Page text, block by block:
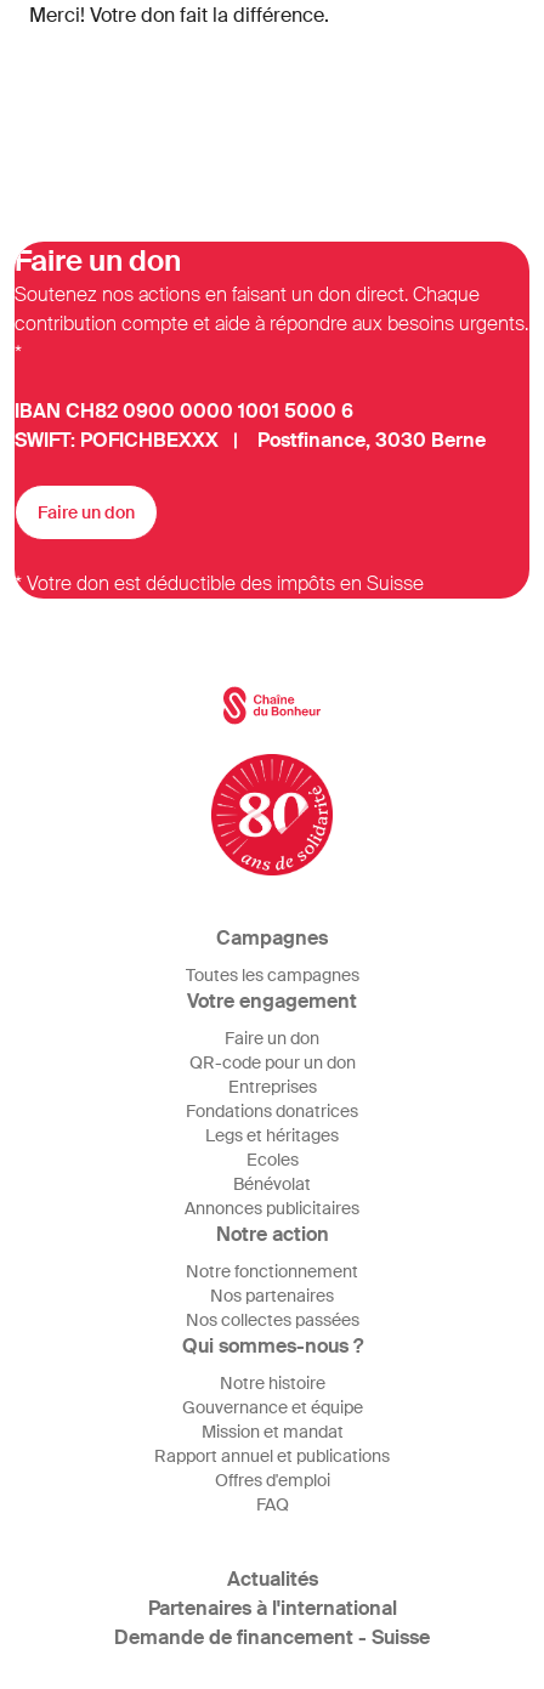
Merci! Votre don fait la différence.
Faire un don
Soutenez nos actions en faisant un don direct. Chaque
contribution compte et aide à répondre aux besoins urgents.
*
IBAN CH82 0900 0000 1001 5000 6
SWIFT: POFICHBEXXX | Postfinance, 3030 Berne
Faire un don
* Votre don est déductible des impôts en Suisse
Campagnes
Toutes les campagnes
Votre engagement
Faire un don
QR-code pour un don
Entreprises
Fondations donatrices
Legs et héritages
Ecoles
Bénévolat
Annonces publicitaires
Notre action
Notre fonctionnement
Nos partenaires
Nos collectes passées
Qui sommes-nous ?
Notre histoire
Gouvernance et équipe
Mission et mandat
Rapport annuel et publications
Offres d'emploi
FAQ
Actualités
Partenaires à l'international
Demande de financement - Suisse